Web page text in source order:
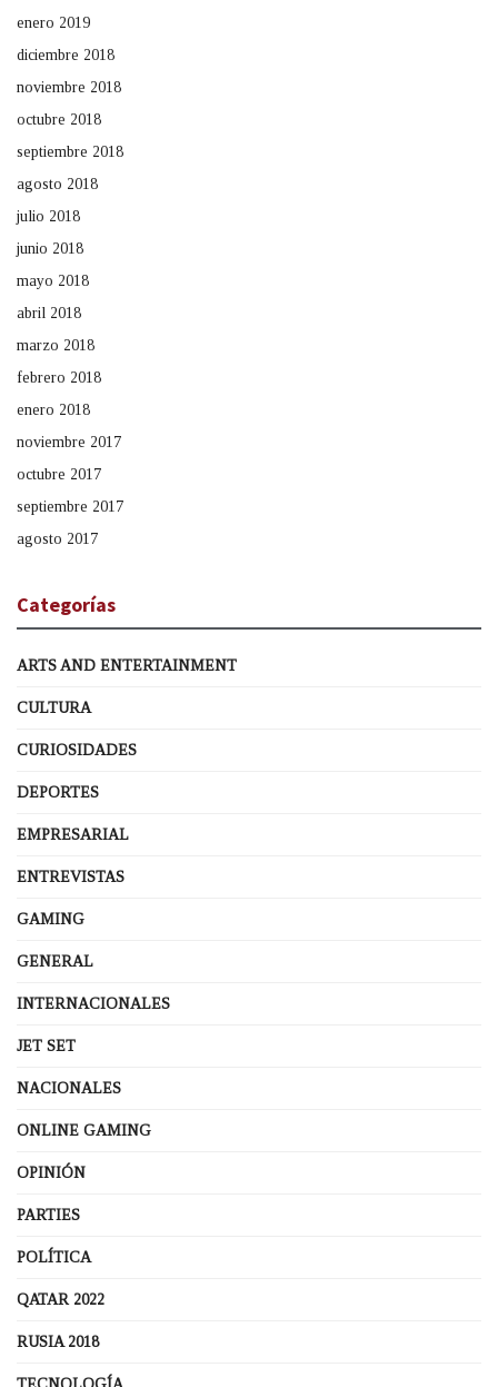
enero 2019
diciembre 2018
noviembre 2018
octubre 2018
septiembre 2018
agosto 2018
julio 2018
junio 2018
mayo 2018
abril 2018
marzo 2018
febrero 2018
enero 2018
noviembre 2017
octubre 2017
septiembre 2017
agosto 2017
Categorías
ARTS AND ENTERTAINMENT
CULTURA
CURIOSIDADES
DEPORTES
EMPRESARIAL
ENTREVISTAS
GAMING
GENERAL
INTERNACIONALES
JET SET
NACIONALES
ONLINE GAMING
OPINIÓN
PARTIES
POLÍTICA
QATAR 2022
RUSIA 2018